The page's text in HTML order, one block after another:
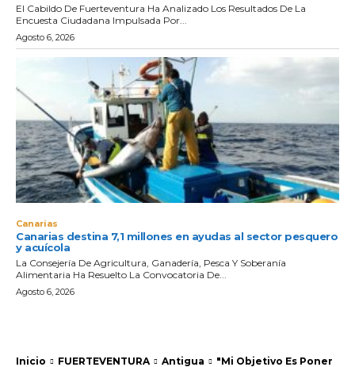
El Cabildo De Fuerteventura Ha Analizado Los Resultados De La
Encuesta Ciudadana Impulsada Por...
Agosto 6, 2026
Canarias
Canarias destina 7,1 millones en ayudas al sector pesquero
y acuícola
La Consejería De Agricultura, Ganadería, Pesca Y Soberanía
Alimentaria Ha Resuelto La Convocatoria De...
Agosto 6, 2026